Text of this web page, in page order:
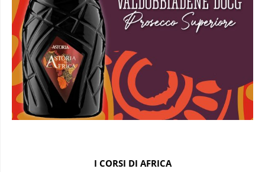
I CORSI DI AFRICA